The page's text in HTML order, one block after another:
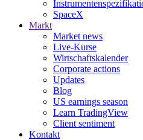
SpaceX
Markt
Market news
Live-Kurse
Wirtschaftskalender
Corporate actions
Updates
Blog
US earnings season
Learn TradingView
Client sentiment
Kontakt